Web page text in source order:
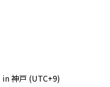
in神戸 (UTC+9)